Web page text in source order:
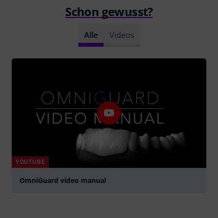
Schon gewusst?
Alle Videos
YOUTUBE
OmniGuard video manual